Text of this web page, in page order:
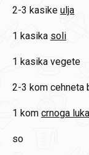
2-3 kasike ulja
1 kasika soli
1 kasika vegete
2-3 kom cehneta
1 kom crnoga luka
so